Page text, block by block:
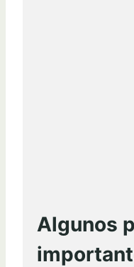
Algunos